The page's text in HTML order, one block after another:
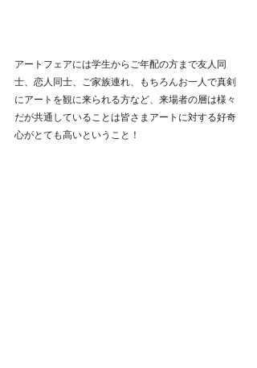
アートフェアには学生からご年配の方まで友人同
士、恋人同士、ご家族連れ、もちろんお一人で真剣
にアートを観に来られる方など、来場者の層は様々
だが共通していることは皆さまアートに対する好奇
心がとても高いということ！